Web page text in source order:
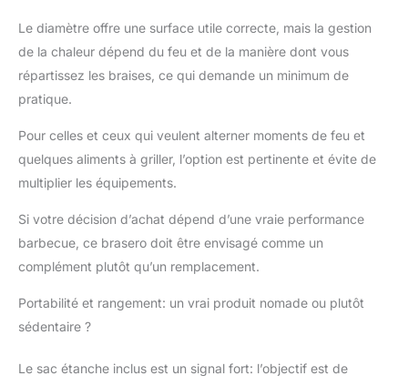
Le diamètre offre une surface utile correcte, mais la gestion
de la chaleur dépend du feu et de la manière dont vous
répartissez les braises, ce qui demande un minimum de
pratique.
Pour celles et ceux qui veulent alterner moments de feu et
quelques aliments à griller, l’option est pertinente et évite de
multiplier les équipements.
Si votre décision d’achat dépend d’une vraie performance
barbecue, ce brasero doit être envisagé comme un
complément plutôt qu’un remplacement.
Portabilité et rangement: un vrai produit nomade ou plutôt
sédentaire ?
Le sac étanche inclus est un signal fort: l’objectif est de